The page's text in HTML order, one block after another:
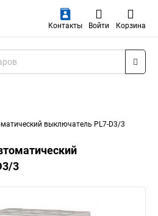
Контакты Войти Корзина
выключатель PL7-D3/3
3